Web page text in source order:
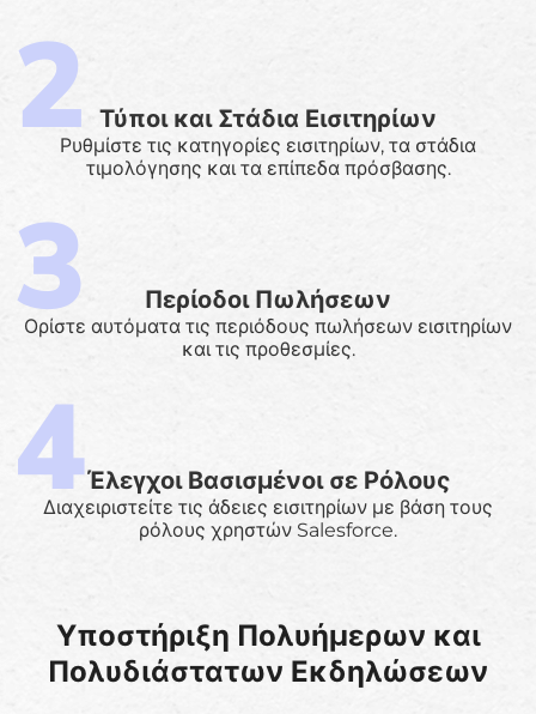
Τύποι και Στάδια Εισιτηρίων
Ρυθμίστε τις κατηγορίες εισιτηρίων, τα στάδια
τιμολόγησης και τα επίπεδα πρόσβασης.
Περίοδοι Πωλήσεων
Ορίστε αυτόματα τις περιόδους πωλήσεων εισιτηρίων
και τις προθεσμίες.
Έλεγχοι Βασισμένοι σε Ρόλους
Διαχειριστείτε τις άδειες εισιτηρίων με βάση τους
ρόλους χρηστών Salesforce.
Υποστήριξη Πολυήμερων και
Πολυδιάστατων Εκδηλώσεων